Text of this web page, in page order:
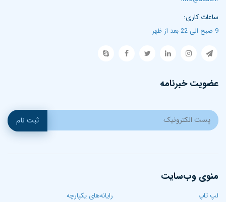
ساعات کاری:
9 صبح الی 22 بعد از ظهر
عضویت خبرنامه
ثبت نام
منوی وب‌سایت
لپ تاپ‌
رایانه‌های یکپارچه